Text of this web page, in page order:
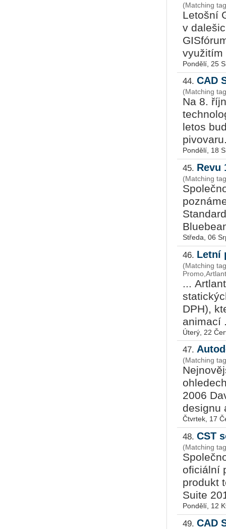
(Matching
Letošní
v
využitím
Pondělí, 25
44. CAD
(Matching
Na 8.
letos
Pondělí, 18
45. Revu
(Matching
Středa, 06
46. Letní
(Matching
...
DPH),
animací
Úterý, 22
47.
(Matching
2006
designu
Čtvrtek, 17
48. CST
(Matching
oficiální
produkt
Suite
Pondělí, 12
49. CAD